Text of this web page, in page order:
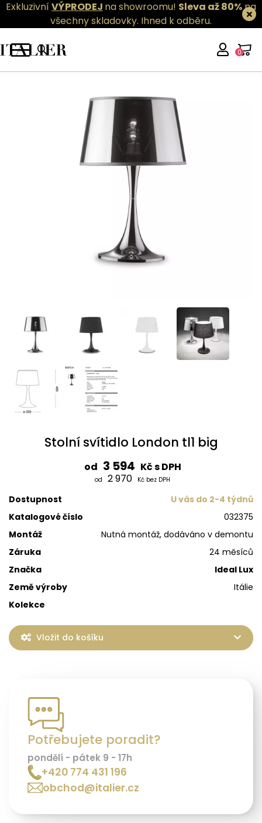
ExkluzivníVÝPRODEJ na showroomu! Sleva až 80%na
všechny skladovky. Ihned k odběru.
0
Stolní svítidlo London tl1 big
od 3 594 Kč s DPH
od 2 970 Kč bez DPH
Dostupnost
U vás do 2-4 týdnů
Katalogové číslo
032375
Montáž
Nutná montáž, dodáváno v demontu
Záruka
24 měsíců
Značka
Ideal Lux
Země výroby
Itálie
Kolekce
Vložit do košíku
Potřebujete poradit?
pondělí - pátek 9 - 17h
+420 774 431 196
obchod@italier.cz